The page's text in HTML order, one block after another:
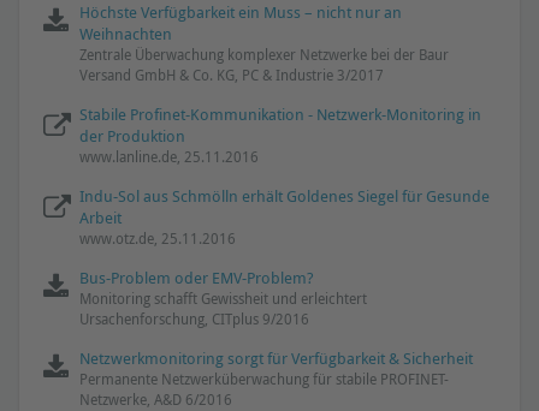
Höchste Verfügbarkeit ein Muss – nicht nur an
Weihnachten
Zentrale Überwachung komplexer Netzwerke bei der Baur
Versand GmbH & Co. KG, PC & Industrie 3/2017
Stabile Profinet-Kommunikation - Netzwerk-Monitoring in
der Produktion
www.lanline.de, 25.11.2016
Indu-Sol aus Schmölln erhält Goldenes Siegel für Gesunde
Arbeit
www.otz.de, 25.11.2016
Bus-Problem oder EMV-Problem?
Monitoring schafft Gewissheit und erleichtert
Ursachenforschung, CITplus 9/2016
Netzwerkmonitoring sorgt für Verfügbarkeit & Sicherheit
Permanente Netzwerküberwachung für stabile PROFINET-
Netzwerke, A&D 6/2016